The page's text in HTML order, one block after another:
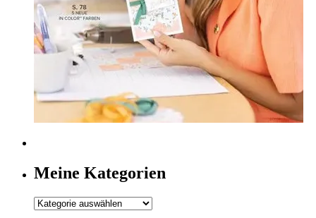
Meine Kategorien
Meine